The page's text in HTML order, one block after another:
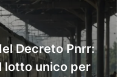
Decreto Pnrr:
lotto unico per